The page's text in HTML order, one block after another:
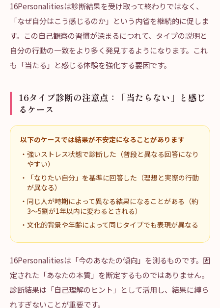
16Personalitiesは診断結果を受け取って終わりではなく、
「なぜ自分はこう感じるのか」という内省を継続的に促しま
す。この自己観察の習慣が深まるにつれて、タイプの説明と
自分の行動の一致をより多く発見するようになります。これ
も「当たる」と感じる体験を強化する要因です。
16タイプ診断の注意点：「当たらない」と感じ
るケース
以下のケースでは結果が不安定になることがあります
・ 強いストレス状態で診断した（普段と異なる回答になり
やすい）
・
「なりたい自分」を基準に回答した（理想と実際の行動
が異なる）
・ 同じ人が時期によって異なる結果になることがある（約
3〜5割が1年以内に変わるとされる）
・ 文化的背景や年齢によって同じタイプでも表現が異なる
16Personalitiesは「今のあなたの傾向」を測るものです。固
定された「あなたの本質」を断定するものではありません。
診断結果は「自己理解のヒント」として活用し、結果に縛ら
れすぎないことが重要です。